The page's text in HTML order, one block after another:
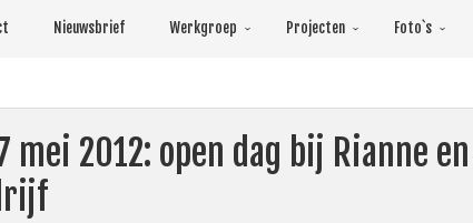
Nieuwsbrief Werkgroep Projecten Foto`s
mei 2012: open dag bij Rianne